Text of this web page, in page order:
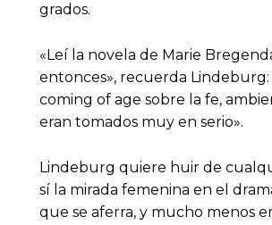
grados.
«Leí la novela de Marie
entonces», recuerda
coming of age sobre la fe,
eran tomados muy en serio».
Lindeburg quiere huir de
sí la mirada femenina en el
que se aferra, y mucho menos